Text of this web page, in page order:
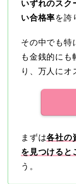
いずれのスク
い合格率を誇
その中でも特
も金銭的にも
り、万人にオ
まずは各社の
を見つけると
う。